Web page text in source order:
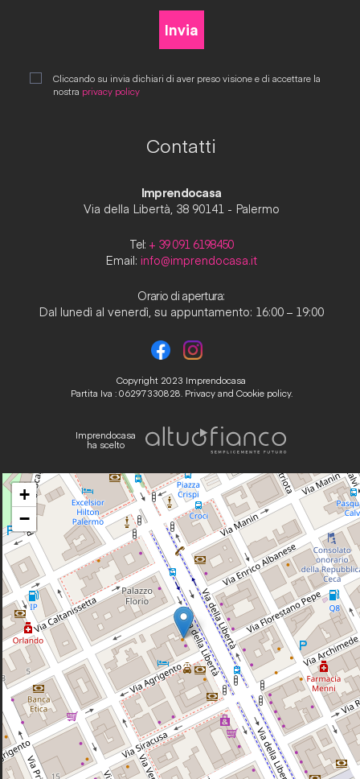
Cliccando su invia dichiari di aver preso visione e di accettare la
nostra privacy policy
Contatti
Imprendocasa
Via della Libertà, 38 90141 - Palermo
Tel: + 39 091 6198450
Email: info@imprendocasa.it
Orario di apertura:
Dal lunedì al venerdì, su appuntamento: 16:00 – 19:00
Copyright 2023 Imprendocasa
Partita Iva : 06297330828. Privacy and Cookie policy.
Imprendocasa
ha scelto
+
−